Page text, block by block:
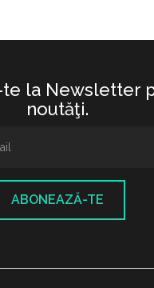
te la Newsletter
noutăţi.
ABONEAZĂ-TE